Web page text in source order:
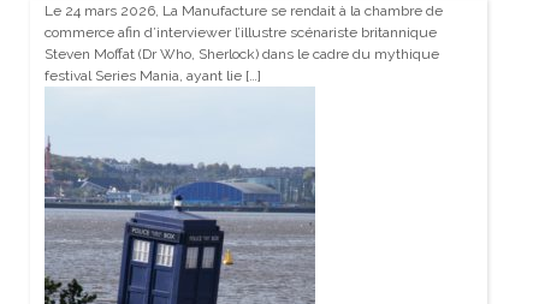
Le 24 mars 2026, La Manufacture se rendait à la chambre de
commerce afin d’interviewer l’illustre scénariste britannique
Steven Moffat (Dr Who, Sherlock) dans le cadre du mythique
festival Series Mania, ayant lie […]